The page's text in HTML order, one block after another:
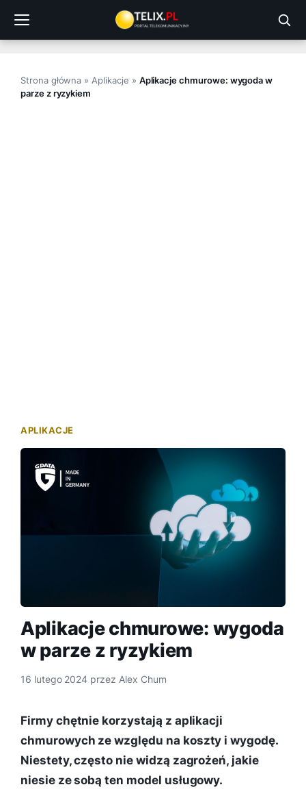
treści
Strona główna » Aplikacje » Aplikacje chmurowe: wygoda w
parze z ryzykiem
APLIKACJE
Aplikacje chmurowe: wygoda
w parze z ryzykiem
16 lutego 2024 przez Alex Chum
Firmy chętnie korzystają z aplikacji
chmurowych ze względu na koszty i wygodę.
Niestety, często nie widzą zagrożeń, jakie
niesie ze sobą ten model usługowy.